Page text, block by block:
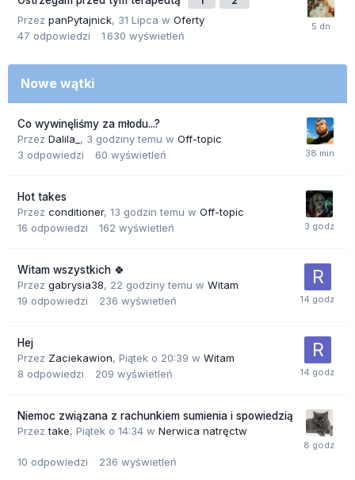
Przez panPytajnick, 31 Lipca w Oferty
47 odpowiedzi 1 630 wyświetleń
Nowe wątki
Co wywinęliśmy za młodu...?
Przez Dalila_ , 3 godziny temu w Off-topic
3 odpowiedzi 60 wyświetleń
Hot takes
Przez conditioner, 13 godzin temu w Off-topic
16 odpowiedzi 162 wyświetleń
Witam wszystkich 🍀
Przez gabrysia38, 22 godziny temu w Witam
19 odpowiedzi 236 wyświetleń
Hej
Przez Zaciekawion, Piątek o 20:39 w Witam
8 odpowiedzi 209 wyświetleń
Niemoc związana z rachunkiem sumienia i spowiedzią
Przeztake, Piątek o 14:34 w Nerwica natręctw
10 odpowiedzi 236 wyświetleń